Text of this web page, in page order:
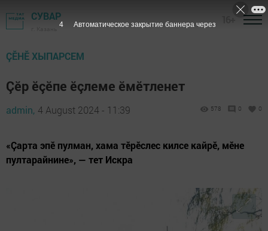
СУВАР
ÇӖНӖ ХЫПАРСЕМ
Çӗр ӗçӗпе ӗçлеме ӗмӗтленет
admin, 4 August 2024 - 11:39 578 0 0
«Çарта эпӗ пулман, хама тӗрӗслес килсе кайрӗ, мӗне
пултарайнине», — тет Искра
3 Автоматическое закрытие баннера через